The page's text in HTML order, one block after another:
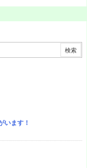
います！